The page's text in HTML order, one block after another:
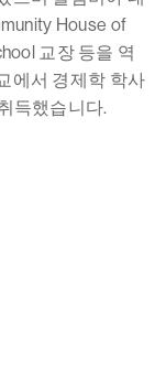
House of
교장 등을 역
에서 경제학 학사
득했습니다.